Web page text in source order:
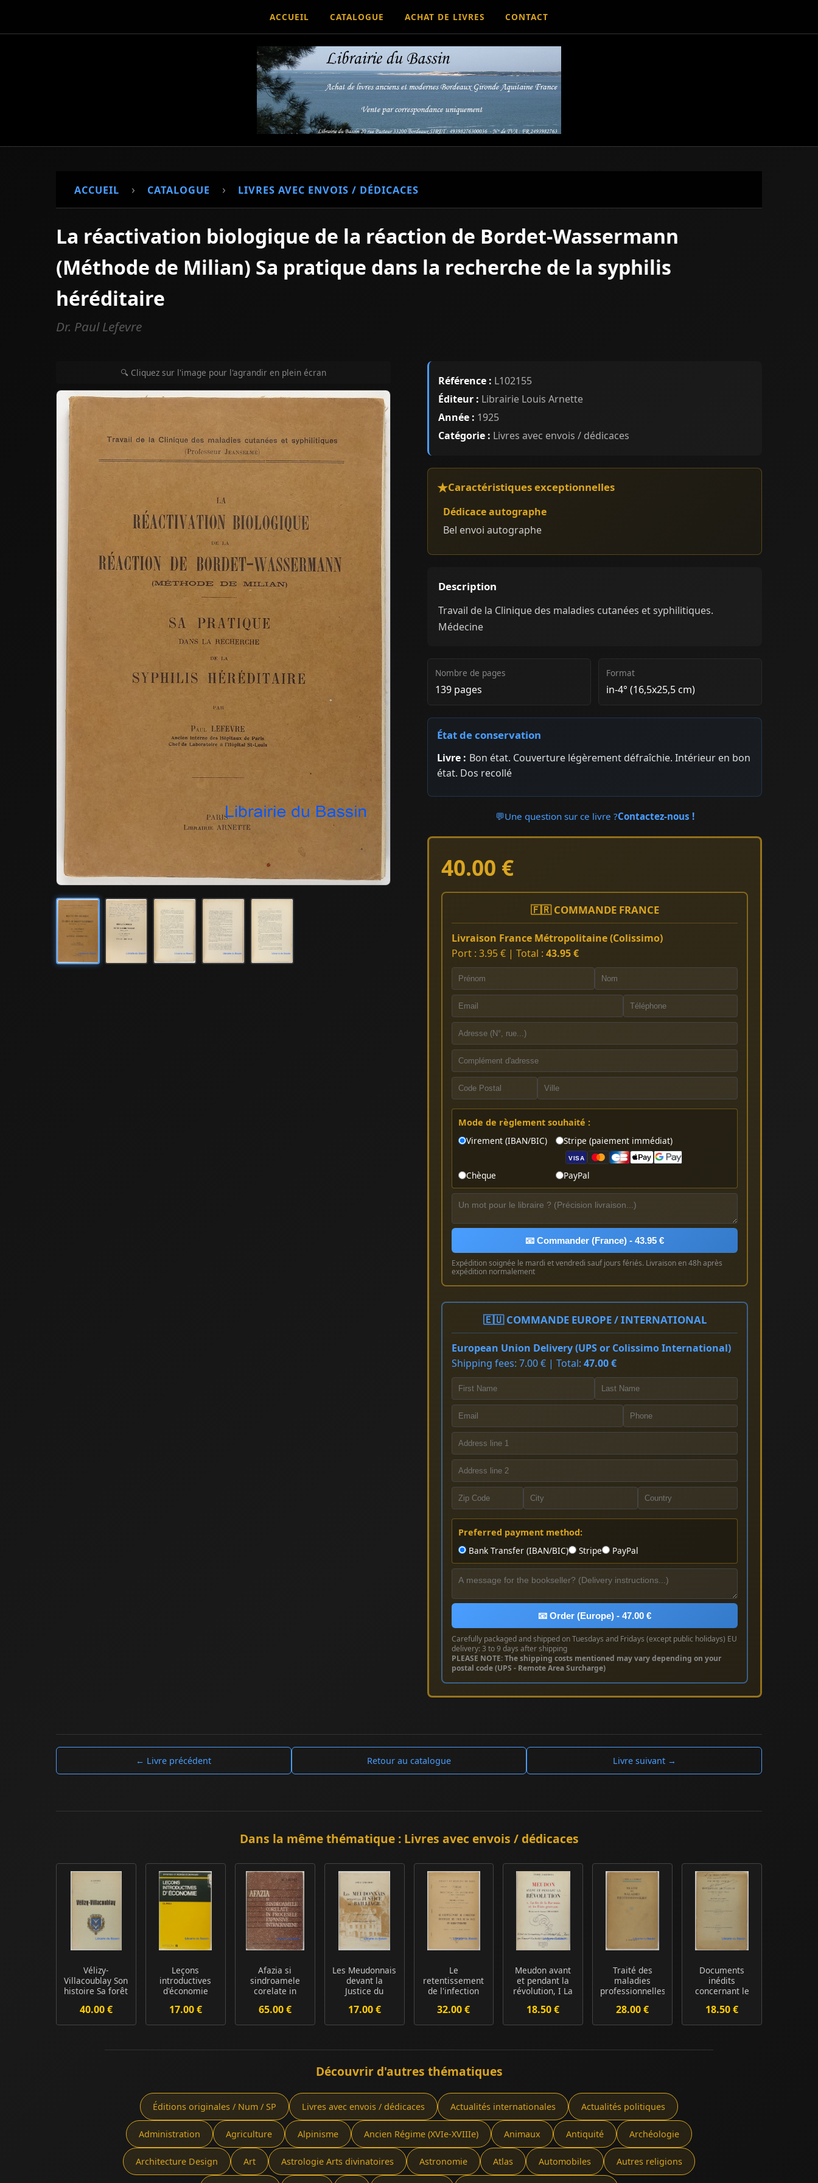
ACCUEIL CATALOGUE ACHAT DE LIVRES CONTACT
ACCUEIL › CATALOGUE › LIVRES AVEC ENVOIS / DÉDICACES
La réactivation biologique de la réaction de Bordet-Wassermann
(Méthode de Milian) Sa pratique dans la recherche de la syphilis
héréditaire
Dr. Paul Lefevre
🔍 Cliquez sur l'image pour l'agrandir en plein écran
Référence : L102155
Éditeur : Librairie Louis Arnette
Année : 1925
Catégorie : Livres avec envois / dédicaces
Caractéristiques exceptionnelles
Dédicace autographe
Bel envoi autographe
Description
Travail de la Clinique des maladies cutanées et syphilitiques.
Médecine
Nombre de pages
139 pages
Format
in-4° (16,5x25,5 cm)
État de conservation
Livre : Bon état. Couverture légèrement défraîchie. Intérieur en bon
état. Dos recollé
💬Une question sur ce livre ?Contactez-nous !
40.00 €
🇫🇷 COMMANDE FRANCE
Livraison France Métropolitaine (Colissimo)
Port : 3.95 € | Total : 43.95 €
Mode de règlement souhaité :
Virement (IBAN/BIC)
Stripe (paiement immédiat)
VISA
Chèque PayPal
📧 Commander (France) - 43.95 €
Expédition soignée le mardi et vendredi sauf jours fériés. Livraison en 48h après
expédition normalement
🇪🇺 COMMANDE EUROPE / INTERNATIONAL
European Union Delivery (UPS or Colissimo International)
Shipping fees: 7.00 € | Total: 47.00 €
Preferred payment method:
Bank Transfer (IBAN/BIC)
Stripe PayPal
📧 Order (Europe) - 47.00 €
Carefully packaged and shipped on Tuesdays and Fridays (except public holidays) EU
delivery: 3 to 9 days after shipping
PLEASE NOTE: The shipping costs mentioned may vary depending on your
postal code (UPS - Remote Area Surcharge)
← Livre précédent Retour au catalogue Livre suivant →
Dans la même thématique : Livres avec envois / dédicaces
Vélizy-
Villacoublay Son
histoire Sa forêt
40.00 €
Leçons
introductives
d'économie
17.00 €
Afazia si
sindroamele
corelate in
expansive i...
65.00 €
Les Meudonnais
devant la
Justice du
17.00 €
Le
retentissement
de l'infection
sinus de...
32.00 €
Meudon avant
et pendant la
révolution, I La
18.50 €
Traité des
maladies
professionnelles
28.00 €
Documents
inédits
concernant le
Jules II a...
18.50 €
Découvrir d'autres thématiques
Éditions originales / Num / SP Livres avec envois / dédicaces Actualités internationales Actualités politiques
Administration Agriculture Alpinisme Ancien Régime (XVIe-XVIIIe) Animaux Antiquité Archéologie
Architecture Design Art Astrologie Arts divinatoires Astronomie Atlas Automobiles Autres religions